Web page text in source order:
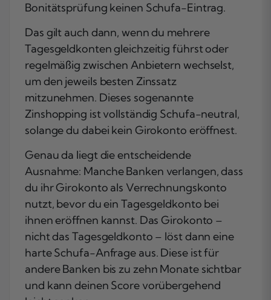
Bonitätsprüfung keinen Schufa-Eintrag.
Das gilt auch dann, wenn du mehrere
Tagesgeldkonten gleichzeitig führst oder
regelmäßig zwischen Anbietern wechselst,
um den jeweils besten Zinssatz
mitzunehmen. Dieses sogenannte
Zinshopping ist vollständig Schufa-neutral,
solange du dabei kein Girokonto eröffnest.
Genau da liegt die entscheidende
Ausnahme: Manche Banken verlangen, dass
du ihr Girokonto als Verrechnungskonto
nutzt, bevor du ein Tagesgeldkonto bei
ihnen eröffnen kannst. Das Girokonto –
nicht das Tagesgeldkonto – löst dann eine
harte Schufa-Anfrage aus. Diese ist für
andere Banken bis zu zehn Monate sichtbar
und kann deinen Score vorübergehend